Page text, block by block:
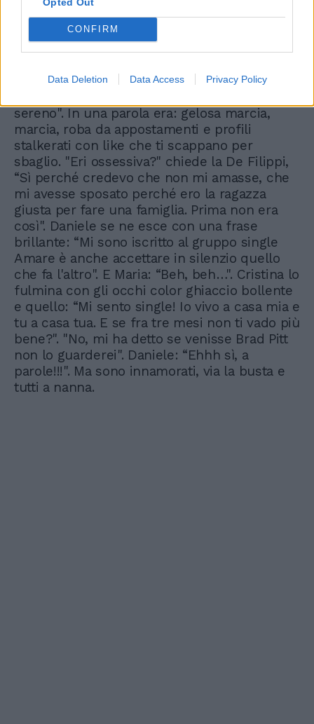
CONFIRM
Data Deletion Data Access Privacy Policy
e di una pacatezza tale da far rimpiangere i
piagnucolamenti di Gemma. La De Filippi lo
lavora ai fianchi e lui: "Sì anch'io mi sento di
paura di avere gli stessi problemi di prima,
sereno". In una parola era: gelosa marcia,
marcia, roba da appostamenti e profili
stalkerati con like che ti scappano per
sbaglio. "Eri ossessiva?" chiede la De Filippi,
“Sì perché credevo che non mi amasse, che
mi avesse sposato perché ero la ragazza
giusta per fare una famiglia. Prima non era
così". Daniele se ne esce con una frase
brillante: “Mi sono iscritto al gruppo single
Amare è anche accettare in silenzio quello
che fa l'altro". E Maria: “Beh, beh…". Cristina lo
fulmina con gli occhi color ghiaccio bollente
e quello: “Mi sento single! Io vivo a casa mia e
tu a casa tua. E se fra tre mesi non ti vado più
bene?". "No, mi ha detto se venisse Brad Pitt
non lo guarderei". Daniele: “Ehhh sì, a
parole!!!". Ma sono innamorati, via la busta e
tutti a nanna.